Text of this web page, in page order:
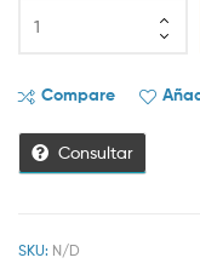
Compare
Consultar
SKU: N/D